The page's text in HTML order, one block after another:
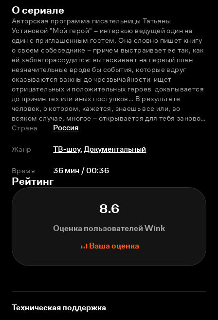
О сериале
Авторская программа писательницы Татьяны
Устиновой "Мой герой" – интервью ведущей один на
один с приглашeнным гостем. Она словно пишет книгу
о своeм собеседнике – причeм выстраивает еe так, как
ей заблагорассудится: вытаскивает на первый план
незначительные вроде бы события, которые вдруг
оказываются важны до чрезвычайности  ищет
отрицательных и положительных героев  докапывается
до причин тех или иных поступков… В результате
человек, о котором, кажется, знаешь всe или, во
всяком случае, многое – открывается для тебя заново…
Страна
Россия
Жанр ТВ-шоу,Документальный
Время 36 мин / 00:36
Рейтинг
8.6
Оценка пользователей Wink
Ваша оценка
Техническая поддержка